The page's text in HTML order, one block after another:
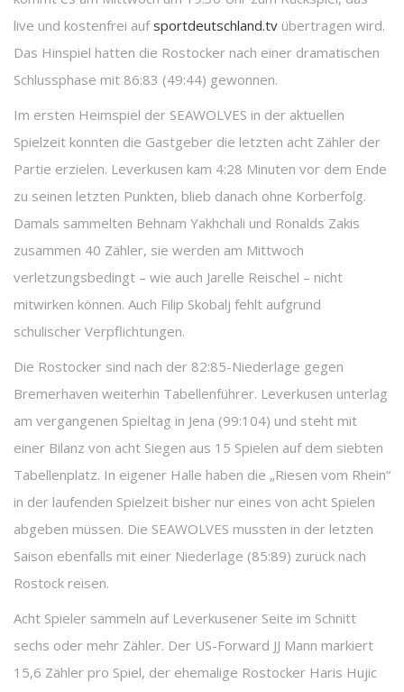
live und kostenfrei aufsportdeutschland.tv übertragen wird.
Das Hinspiel hatten die Rostocker nach einer dramatischen
Schlussphase mit 86:83 (49:44) gewonnen.
Im ersten Heimspiel der SEAWOLVES in der aktuellen
Spielzeit konnten die Gastgeber die letzten acht Zähler der
Partie erzielen. Leverkusen kam 4:28 Minuten vor dem Ende
zu seinen letzten Punkten, blieb danach ohne Korberfolg.
Damals sammelten Behnam Yakhchali und Ronalds Zakis
zusammen 40 Zähler, sie werden am Mittwoch
verletzungsbedingt – wie auch Jarelle Reischel – nicht
mitwirken können. Auch Filip Skobalj fehlt aufgrund
schulischer Verpflichtungen.
Die Rostocker sind nach der 82:85-Niederlage gegen
Bremerhaven weiterhin Tabellenführer. Leverkusen unterlag
am vergangenen Spieltag in Jena (99:104) und steht mit
einer Bilanz von acht Siegen aus 15 Spielen auf dem siebten
Tabellenplatz. In eigener Halle haben die „Riesen vom Rhein“
in der laufenden Spielzeit bisher nur eines von acht Spielen
abgeben müssen. Die SEAWOLVES mussten in der letzten
Saison ebenfalls mit einer Niederlage (85:89) zurück nach
Rostock reisen.
Acht Spieler sammeln auf Leverkusener Seite im Schnitt
sechs oder mehr Zähler. Der US-Forward JJ Mann markiert
15,6 Zähler pro Spiel, der ehemalige Rostocker Haris Hujic